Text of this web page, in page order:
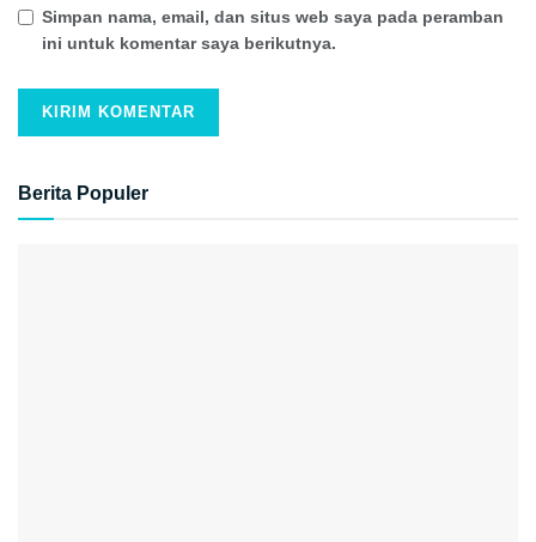
Simpan nama, email, dan situs web saya pada peramban
ini untuk komentar saya berikutnya.
Berita Populer